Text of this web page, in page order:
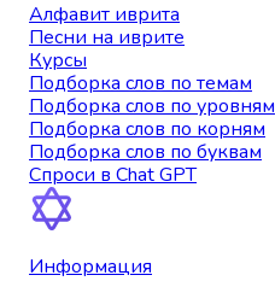
Алфавит иврита
Песни на иврите
Курсы
Подборка слов по темам
Подборка слов по уровням
Подборка слов по корням
Подборка слов по буквам
Спроси в Chat GPT
Информация